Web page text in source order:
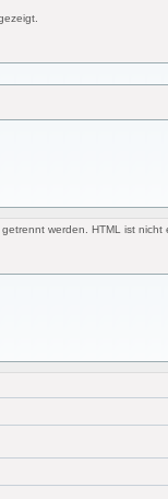
werden. HTML ist nicht